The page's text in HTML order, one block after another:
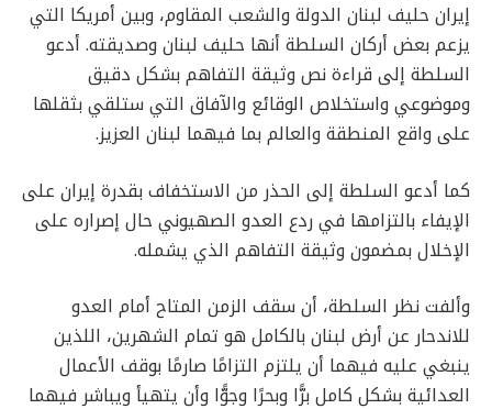
إيران حليف لبنان الدولة والشعب المقاوم، وبين أمريكا التي
يزعم بعض أركان السلطة أنها حليف لبنان وصديقته. أدعو
السلطة إلى قراءة نص وثيقة التفاهم بشكل دقيق
وموضوعي واستخلاص الوقائع والآفاق التي ستلقي بثقلها
على واقع المنطقة والعالم بما فيهما لبنان العزيز.
كما أدعو السلطة إلى الحذر من الاستخفاف بقدرة إيران على
الإيفاء بالتزامها في ردع العدو الصهيوني حال إصراره على
الإخلال بمضمون وثيقة التفاهم الذي يشمله.
وألفت نظر السلطة، أن سقف الزمن المتاح أمام العدو
للاندحار عن أرض لبنان بالكامل هو تمام الشهرين، اللذين
ينبغي عليه فيهما أن يلتزم التزامًا صارمًا بوقف الأعمال
العدائية بشكل كامل برًّا وبحرًا وجوًّا وأن يتهيأ ويباشر فيهما